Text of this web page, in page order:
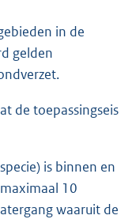
in de
gelden
de toepassingseis
is binnen en
10
waaruit de